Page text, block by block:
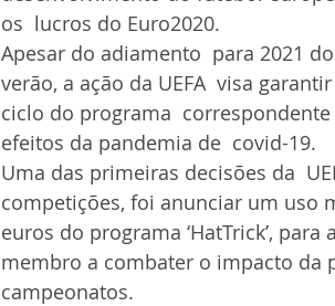
os  lucros do Euro2020.
Apesar do adiamento  para 2021
verão, a ação da UEFA  visa
ciclo do programa
efeitos da pandemia de  covid-19.
Uma das primeiras decisões da
competições, foi anunciar um uso
euros do programa ‘HatTrick’,
membro a combater o impacto da
campeonatos.